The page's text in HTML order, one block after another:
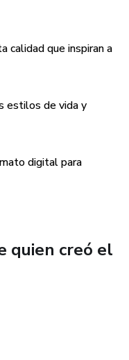
en segundos
tiempo de
de macronutrientes
de nutrición.
Basal (TMB) según
calidad que inspiran a
estilos de vida y
digital para
quien creó el